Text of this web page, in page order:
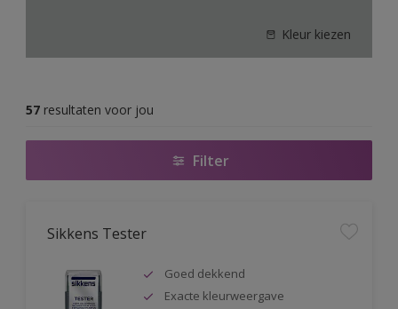
Kleur kiezen
57 resultaten voor jou
Filter
Sikkens Tester
Goed dekkend
Exacte kleurweergave